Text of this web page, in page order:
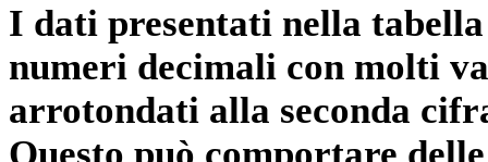
I dati presentati nella
numeri decimali con molti
arrotondati alla seconda